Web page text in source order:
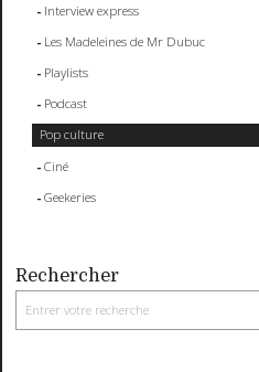
Interview express
Les Madeleines de Mr Dubuc
Playlists
Podcast
Pop culture
Ciné
Geekeries
Rechercher